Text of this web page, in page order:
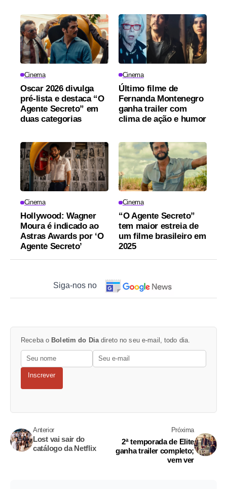
Cinema
Oscar 2026 divulga
pré-lista e destaca “O
Agente Secreto” em
duas categorias
Cinema
Último filme de
Fernanda Montenegro
ganha trailer com
clima de ação e humor
Cinema
Hollywood: Wagner
Moura é indicado ao
Astras Awards por ‘O
Agente Secreto’
Cinema
“O Agente Secreto”
tem maior estreia de
um filme brasileiro em
2025
Siga-nos no
Receba o Boletim do Diadireto no seu e-mail, todo dia.
Inscrever
Anterior
Lost vai sair do
catálogo da Netflix
Próxima
2ª temporada de Elite
ganha trailer completo;
vem ver